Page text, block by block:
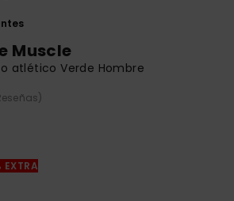
conversación
respuestas a
las preguntas
nuestro
Muscle
atlético Verde Hombre
EXTRA